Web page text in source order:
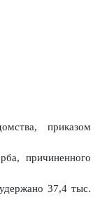
приказом
причиненного
37,4 тыс.